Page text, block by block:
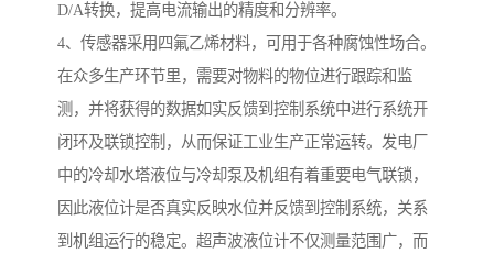
D/A转换，提高电流输出的精度和分辨率。
4、传感器采用四氟乙烯材料，可用于各种腐蚀性场合。
在众多生产环节里，需要对物料的物位进行跟踪和监
测，并将获得的数据如实反馈到控制系统中进行系统开
闭环及联锁控制，从而保证工业生产正常运转。发电厂
中的冷却水塔液位与冷却泵及机组有着重要电气联锁，
因此液位计是否真实反映水位并反馈到控制系统，关系
到机组运行的稳定。超声波液位计不仅测量范围广，而